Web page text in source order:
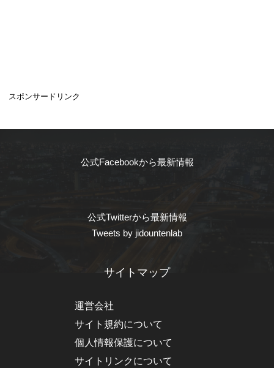
スポンサードリンク
公式Facebookから最新情報
公式Twitterから最新情報
Tweets by jidountenlab
サイトマップ
運営会社
サイト規約について
個人情報保護について
サイトリンクについて